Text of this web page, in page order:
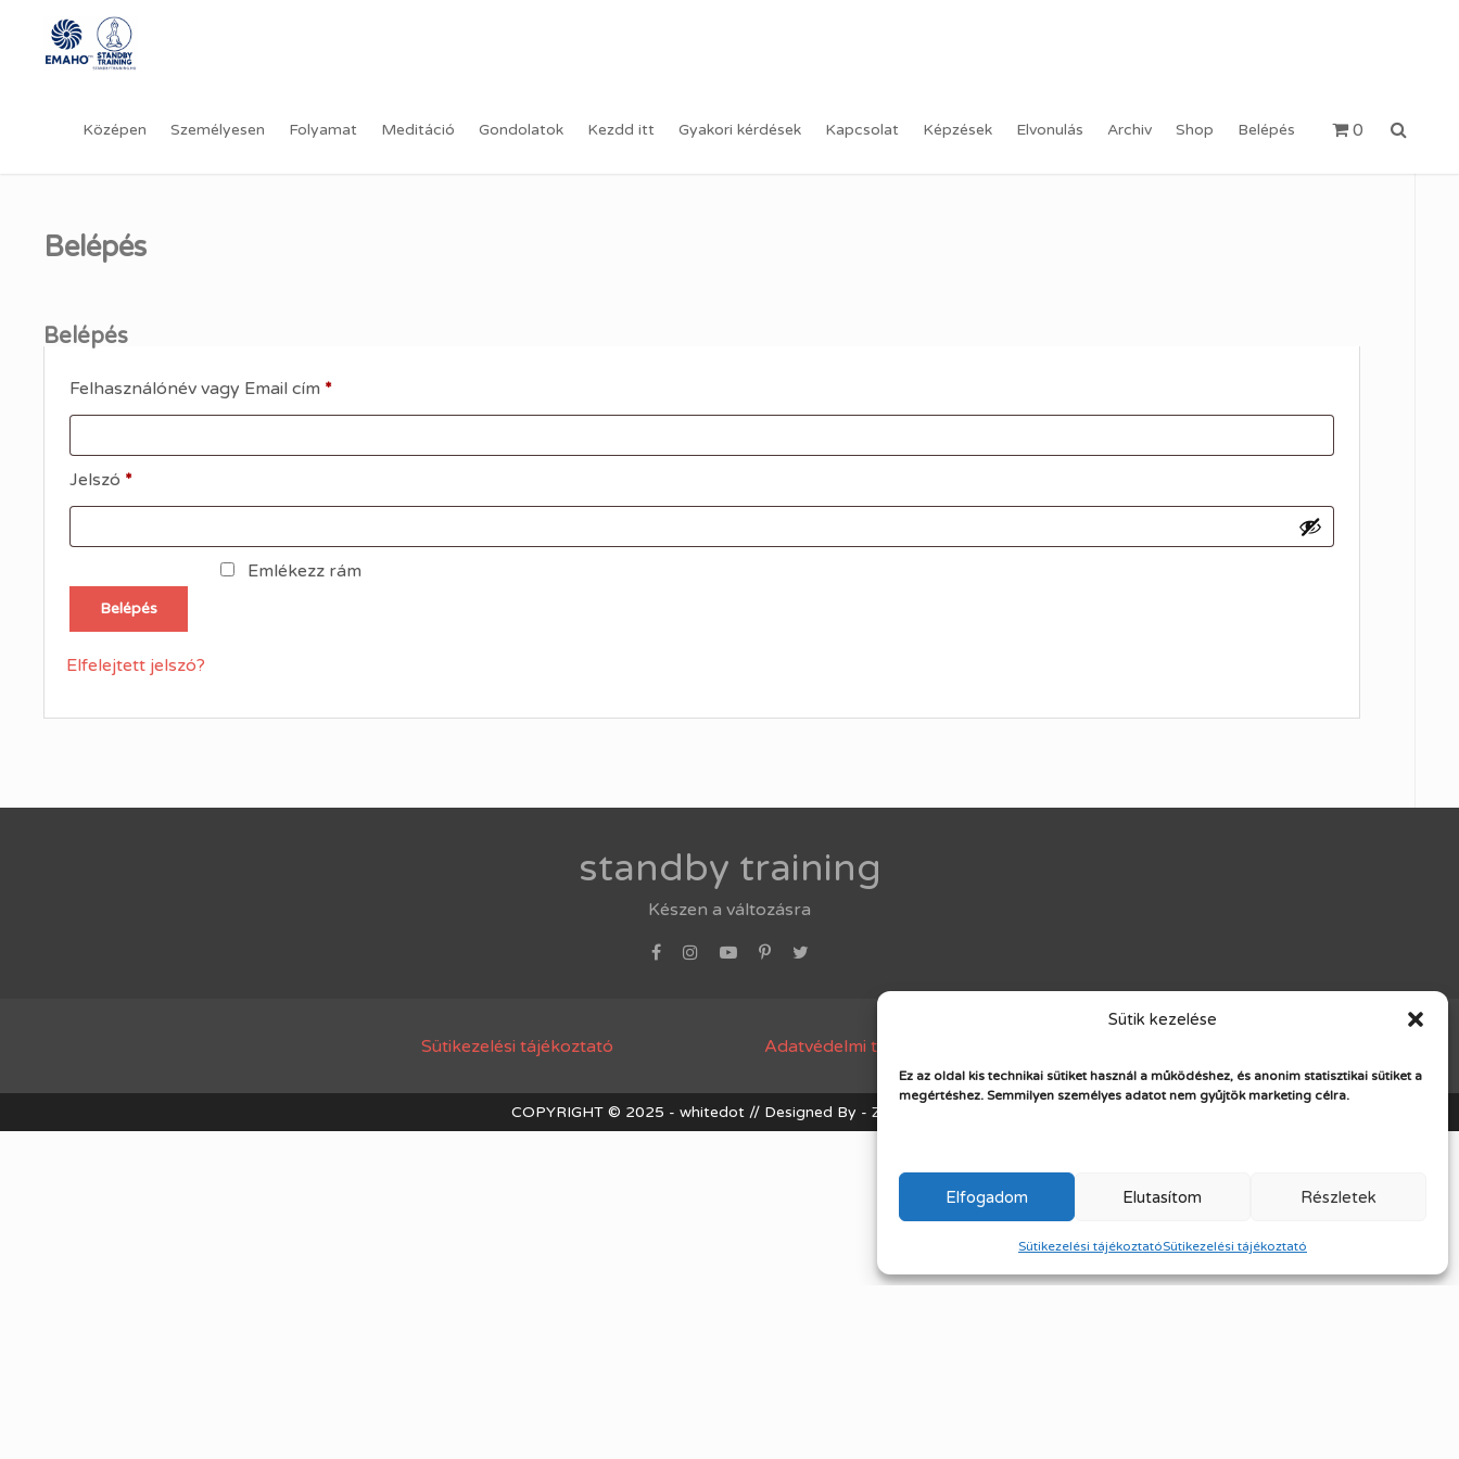
Sütik kezelése
Ez az oldal kis technikai sütiket használ a működéshez, és anonim statisztikai sütiket a
megértéshez. Semmilyen személyes adatot nem gyűjtök marketing célra.
Elfogadom Elutasítom Részletek
Sütikezelési tájékoztatóSütikezelési tájékoztató
tartalomra
Középen Személyesen Folyamat Meditáció Gondolatok Kezdd itt Gyakori kérdések Kapcsolat Képzések Elvonulás Archiv Shop Belépés 0
Belépés
Belépés
Felhasználónév vagy Email cím *Kötelező
Jelszó *Kötelező
Emlékezz rám
Belépés
Elfelejtett jelszó?
standby training
Készen a változásra
Sütikezelési tájékoztató Adatvédelmi tájékoztató
COPYRIGHT © 2025 - whitedot // Designed By - ZeeTheme